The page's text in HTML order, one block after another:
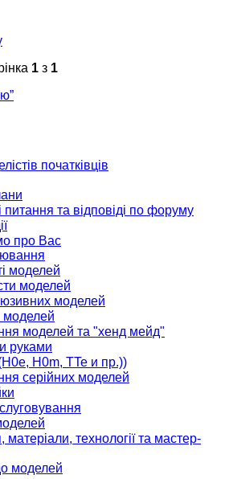
1 з 1
початківців
питання та відповіді по форуму
про Вас
моделей
моделей
моделей
моделей та "хенд мейд"
руками
H0m, TTe и пр.))
серійних моделей
технології та мастер-
моделей